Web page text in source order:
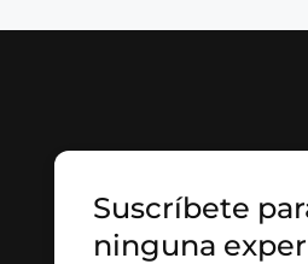
Suscríbete
ninguna